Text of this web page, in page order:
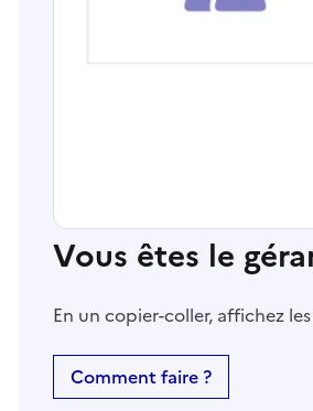
Vous êtes le
En un copier-coller, affichez
Comment faire ?